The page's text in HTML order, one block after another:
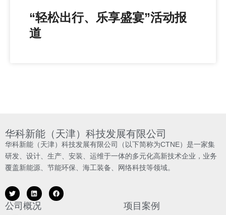
“轻松出行、乐享盛宴”活动报
道
华科新能（天津）科技发展有限公司
华科新能（天津）科技发展有限公司（以下简称为CTNE）是一家集
研发、设计、生产、安装、运维于一体的多元化高新技术企业，业务
覆盖新能源、节能环保、海工装备、网络科技等领域。
公司概况 项目案例